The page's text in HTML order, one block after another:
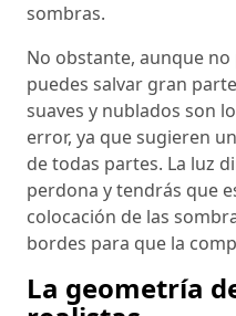
sombras.
No obstante, aunque
puedes salvar gran
suaves y nublados son
error, ya que sugieren
de todas partes. La luz
perdona y tendrás que
colocación de las
bordes para que la
La geometría